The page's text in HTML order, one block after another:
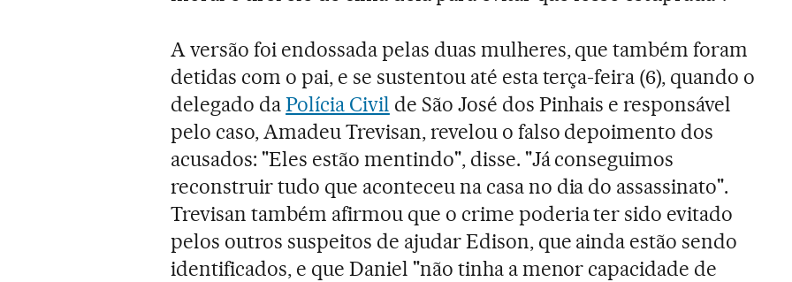
A versão foi endossada pelas duas mulheres, que também foram
detidas com o pai, e se sustentou até esta terça-feira (6), quando o
delegado daPolícia Civil de São José dos Pinhais e responsável
pelo caso, Amadeu Trevisan, revelou o falso depoimento dos
acusados: "Eles estão mentindo", disse. "Já conseguimos
reconstruir tudo que aconteceu na casa no dia do assassinato".
Trevisan também afirmou que o crime poderia ter sido evitado
pelos outros suspeitos de ajudar Edison, que ainda estão sendo
identificados, e que Daniel "não tinha a menor capacidade de